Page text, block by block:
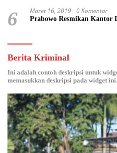
6 Maret 16, 2019 0 Komentar
Prabowo Resmikan Kantor
Berita Kriminal
Ini adalah contoh deskripsi untuk
memasukkan deskripsi pada widget ini.